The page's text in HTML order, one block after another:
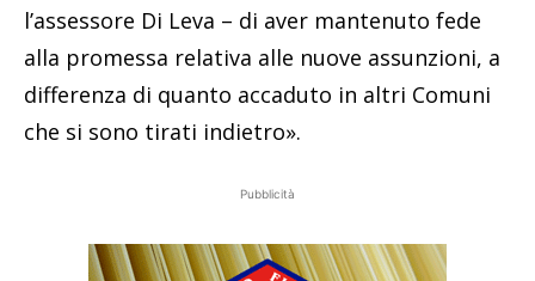
l’assessore Di Leva – di aver mantenuto fede
alla promessa relativa alle nuove assunzioni, a
differenza di quanto accaduto in altri Comuni
che si sono tirati indietro».
Pubblicità